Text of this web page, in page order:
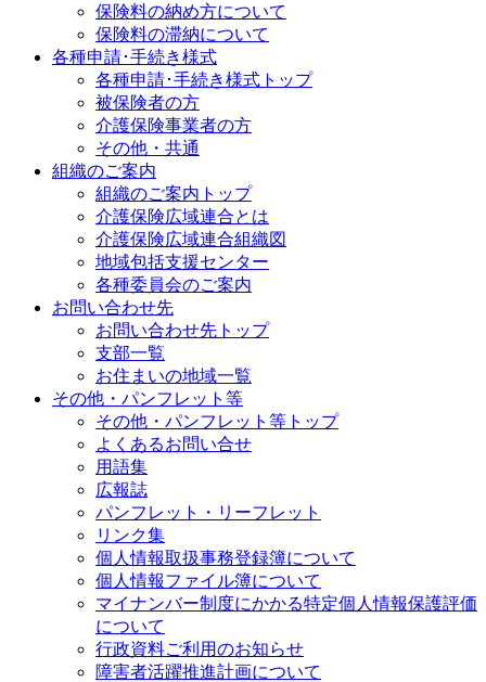
保険料の納め方について
保険料の滞納について
各種申請･手続き様式
各種申請･手続き様式トップ
被保険者の方
介護保険事業者の方
その他・共通
組織のご案内
組織のご案内トップ
介護保険広域連合とは
介護保険広域連合組織図
地域包括支援センター
各種委員会のご案内
お問い合わせ先
お問い合わせ先トップ
支部一覧
お住まいの地域一覧
その他・パンフレット等
その他・パンフレット等トップ
よくあるお問い合せ
用語集
広報誌
パンフレット・リーフレット
リンク集
個人情報取扱事務登録簿について
個人情報ファイル簿について
マイナンバー制度にかかる特定個人情報保護評価
について
行政資料ご利用のお知らせ
障害者活躍推進計画について